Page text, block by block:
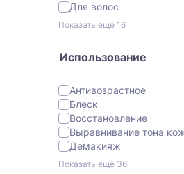
Для волос
Показать ещё 16
Использование
Антивозрастное
Блеск
Восстановление
Выравнивание тона
Демакияж
Показать ещё 36